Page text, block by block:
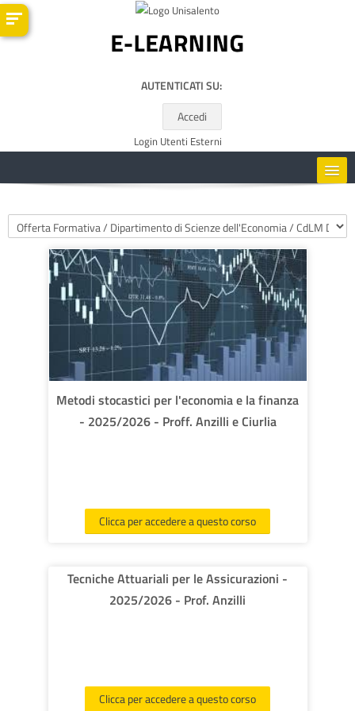
Vai al contenuto principale
AUTENTICATI SU:
Accedi
Login Utenti Esterni
RISORSE UTILI
ITALIANO ‎(IT)‎
Cerca
corsi
Categorie di corso
Metodi stocastici per l'economia e la finanza
- 2025/2026 - Proff. Anzilli e Ciurlia
Clicca per accedere a questo corso
Tecniche Attuariali per le Assicurazioni -
2025/2026 - Prof. Anzilli
Clicca per accedere a questo corso